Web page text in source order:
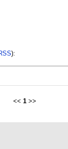
):
<< 1 >>